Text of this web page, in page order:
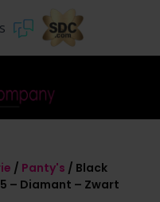
/ Panty's / Black
– Diamant – Zwart